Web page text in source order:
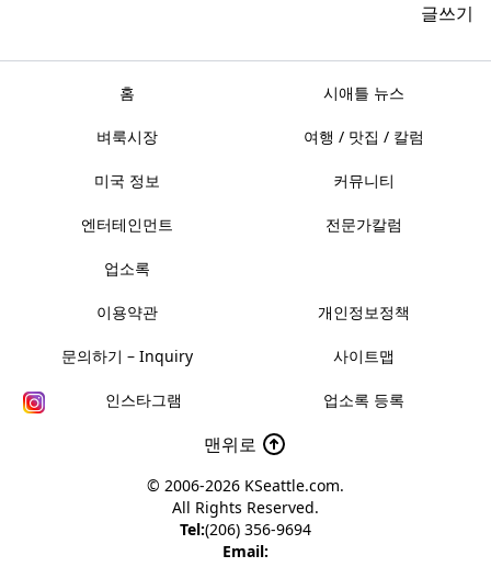
글쓰기
홈 시애틀 뉴스
벼룩시장 여행 / 맛집 / 칼럼
미국 정보 커뮤니티
엔터테인먼트 전문가칼럼
업소록
이용약관 개인정보정책
문의하기 – Inquiry 사이트맵
인스타그램 업소록 등록
맨위로
© 2006-2026 KSeattle.com.
All Rights Reserved.
Tel:(206) 356-9694
Email: